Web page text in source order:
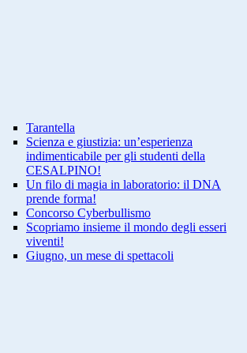
Tarantella
Scienza e giustizia: un’esperienza
indimenticabile per gli studenti della
CESALPINO!
Un filo di magia in laboratorio: il DNA
prende forma!
Concorso Cyberbullismo
Scopriamo insieme il mondo degli esseri
viventi!
Giugno, un mese di spettacoli